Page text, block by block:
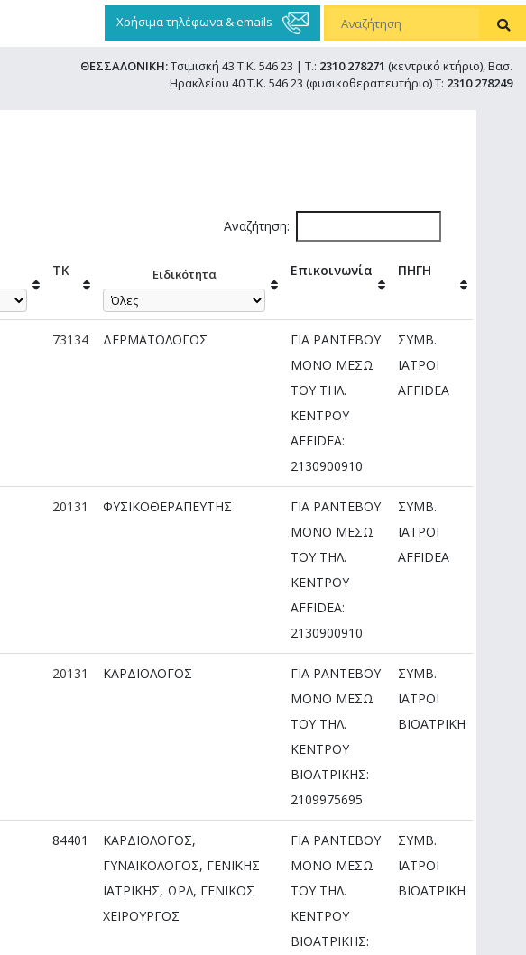
Χρήσιμα τηλέφωνα & emails
ΘΕΣΣΑΛΟΝΙΚΗ:Τσιμισκή 43 Τ.Κ. 546 23 | Τ.: 2310 278271 (κεντρικό κτήριο), Βασ.
Ηρακλείου 40 Τ.Κ. 546 23 (φυσικοθεραπευτήριο) Τ: 2310 278249
Αναζήτηση:
TK Ειδικότητα Επικοινωνία ΠΗΓΗ
73134 ΔΕΡΜΑΤΟΛΟΓΟΣ
ΓΙΑ ΡΑΝΤΕΒΟΥ
ΜOΝΟ ΜΕΣΩ
ΤΟΥ ΤΗΛ.
ΚΕΝΤΡΟΥ
AFFIDEA:
2130900910
ΣΥΜΒ.
ΙΑΤΡΟΙ
AFFIDEA
20131 ΦΥΣΙΚΟΘΕΡΑΠΕΥΤΗΣ
ΓΙΑ ΡΑΝΤΕΒΟΥ
ΜOΝΟ ΜΕΣΩ
ΤΟΥ ΤΗΛ.
ΚΕΝΤΡΟΥ
AFFIDEA:
2130900910
ΣΥΜΒ.
ΙΑΤΡΟΙ
AFFIDEA
20131 ΚΑΡΔΙΟΛΟΓΟΣ
ΓΙΑ ΡΑΝΤΕΒΟΥ
ΜOΝΟ ΜΕΣΩ
ΤΟΥ ΤΗΛ.
ΚΕΝΤΡΟΥ
ΒΙΟΑΤΡΙΚΗΣ:
2109975695
ΣΥΜΒ.
ΙΑΤΡΟΙ
ΒΙΟΑΤΡΙΚΗ
84401
ΚΑΡΔΙΟΛΟΓΟΣ,
ΓΥΝΑΙΚΟΛΟΓΟΣ, ΓΕΝΙΚΗΣ
ΙΑΤΡΙΚΗΣ, ΩΡΛ, ΓΕΝΙΚΟΣ
ΧΕΙΡΟΥΡΓΟΣ
ΓΙΑ ΡΑΝΤΕΒΟΥ
ΜOΝΟ ΜΕΣΩ
ΤΟΥ ΤΗΛ.
ΚΕΝΤΡΟΥ
ΒΙΟΑΤΡΙΚΗΣ:
ΣΥΜΒ.
ΙΑΤΡΟΙ
ΒΙΟΑΤΡΙΚΗ